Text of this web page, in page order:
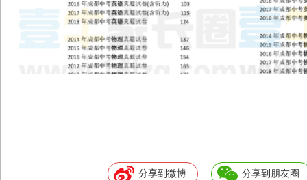
分享到微博 分享到朋友圈